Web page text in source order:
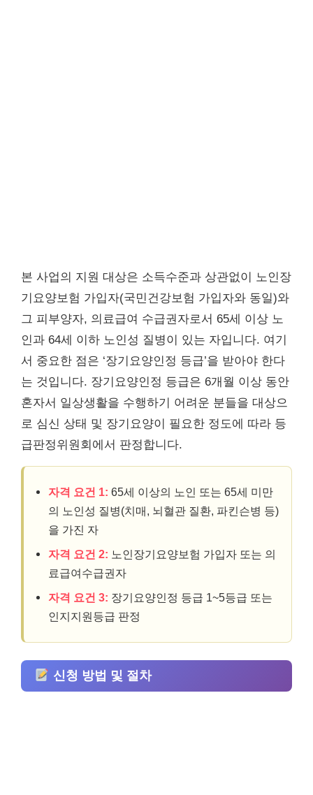
본 사업의 지원 대상은 소득수준과 상관없이 노인장
기요양보험 가입자(국민건강보험 가입자와 동일)와
그 피부양자, 의료급여 수급권자로서 65세 이상 노
인과 64세 이하 노인성 질병이 있는 자입니다. 여기
서 중요한 점은 ‘장기요양인정 등급’을 받아야 한다
는 것입니다. 장기요양인정 등급은 6개월 이상 동안
혼자서 일상생활을 수행하기 어려운 분들을 대상으
로 심신 상태 및 장기요양이 필요한 정도에 따라 등
급판정위원회에서 판정합니다.
자격 요건 1: 65세 이상의 노인 또는 65세 미만
의 노인성 질병(치매, 뇌혈관 질환, 파킨슨병 등)
을 가진 자
자격 요건 2: 노인장기요양보험 가입자 또는 의
료급여수급권자
자격 요건 3: 장기요양인정 등급 1~5등급 또는
인지지원등급 판정
신청 방법 및 절차